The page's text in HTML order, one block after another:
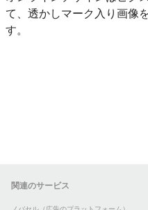
て、透かしマーク入り画像
す。
関連のサービス